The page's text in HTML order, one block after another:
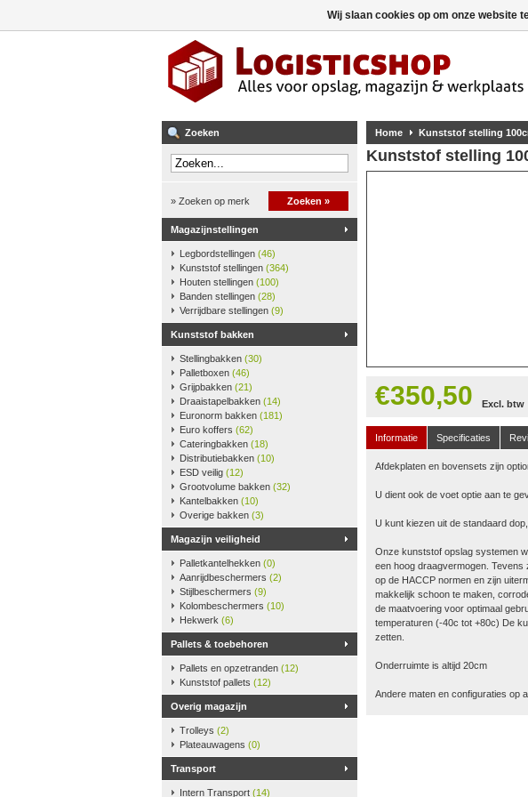
Zoeken
» Zoeken op merk Zoeken »
Magazijnstellingen
Legbordstellingen (46)
Kunststof stellingen (364)
Houten stellingen (100)
Banden stellingen (28)
Verrijdbare stellingen (9)
Kunststof bakken
Stellingbakken (30)
Palletboxen (46)
Grijpbakken (21)
Draaistapelbakken (14)
Euronorm bakken (181)
Euro koffers (62)
Cateringbakken (18)
Distributiebakken (10)
ESD veilig (12)
Grootvolume bakken (32)
Kantelbakken (10)
Overige bakken (3)
Magazijn veiligheid
Palletkantelhekken (0)
Aanrijdbeschermers (2)
Stijlbeschermers (9)
Kolombeschermers (10)
Hekwerk (6)
Pallets & toebehoren
Pallets en opzetranden (12)
Kunststof pallets (12)
Overig magazijn
Trolleys (2)
Plateauwagens (0)
Transport
Intern Transport (14)
Home Kunststof stelling
Kunststof stelling
€350,50 Excl. btw
Informatie
Specificaties
Afdekplaten en bovensets zijn
U dient ook de voet optie aan te
U kunt kiezen uit de standaard
Onze kunststof opslag systemen
een hoog draagvermogen. Tevens
op de HACCP normen en zijn
makkelijk schoon te maken,
de maatvoering voor optimaal
temperaturen (-40c tot +80c) De
zetten.
Onderruimte is altijd 20cm
Andere maten en configuraties op
Wij slaan cookies op om onze website